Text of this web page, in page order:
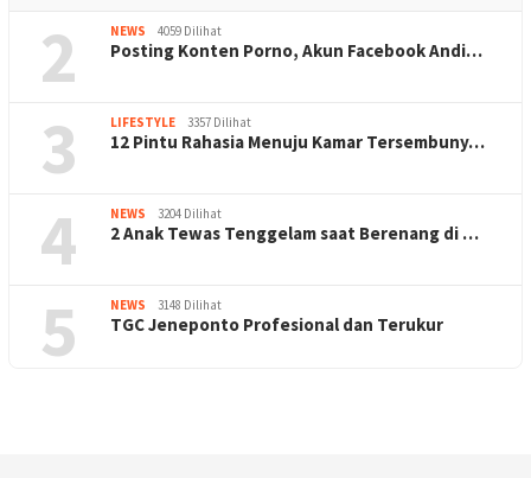
2 NEWS 4059 Dilihat
Posting Konten Porno, Akun Facebook Andi…
3 LIFESTYLE 3357 Dilihat
12 Pintu Rahasia Menuju Kamar Tersembuny…
4 NEWS 3204 Dilihat
2 Anak Tewas Tenggelam saat Berenang di …
5 NEWS 3148 Dilihat
TGC Jeneponto Profesional dan Terukur